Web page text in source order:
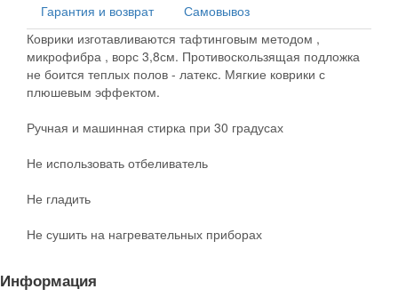
Гарантия и возврат
Самовывоз
Коврики изготавливаются тафтинговым методом ,
микрофибра , ворс 3,8см. Противоскользящая подложка
не боится теплых полов - латекс. Мягкие коврики с
плюшевым эффектом.
Ручная и машинная стирка при 30 градусах
Не использовать отбеливатель
Не гладить
Не сушить на нагревательных приборах
Информация